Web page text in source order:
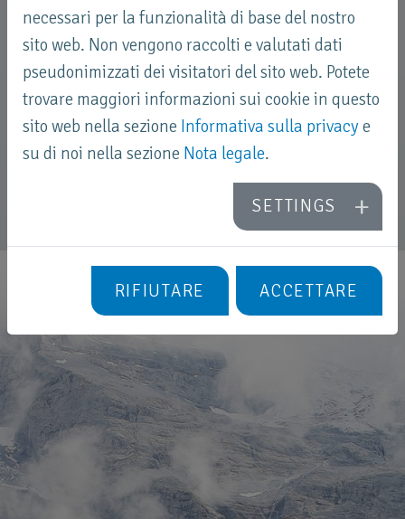
Diversi colori sono realizzati
appositamente per te per rendere elegante
il tuo progetto individuale.
ULTERIORI INFORMAZIONI
necessari per la funzionalità di base del nostro
sito web. Non vengono raccolti e valutati dati
pseudonimizzati dei visitatori del sito web. Potete
trovare maggiori informazioni sui cookie in questo
sito web nella sezione Informativa sulla privacye
su di noi nella sezione Nota legale.
SETTINGS
RIFIUTARE ACCETTARE